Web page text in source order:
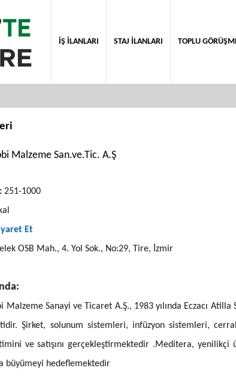
İŞ İLANLARI STAJ İLANLARI TOPLU
Malzeme San.ve.Tic. A.Ş
251-1000
Et
OSB Mah., 4. Yol Sok., No:29, Tire, İzmir
Malzeme Sanayi ve Ticaret A.Ş., 1983 yılında Eczacı
Şirket, solunum sistemleri, infüzyon sistemleri,
ve satışını gerçekleştirmektedir .Meditera, yenilikçi
büyümeyi hedeflemektedir